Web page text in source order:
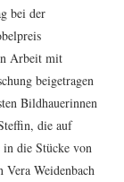
bei der
Arbeit mit
beigetragen
Bildhauerinnen
die auf
in die Stücke von
Weidenbach